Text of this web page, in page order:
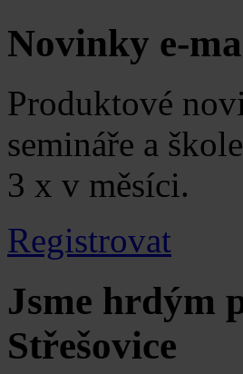
Novinky e-
Produktové
semináře a
3 x v měsíci.
Registrovat
Jsme hrdým
Střešovice